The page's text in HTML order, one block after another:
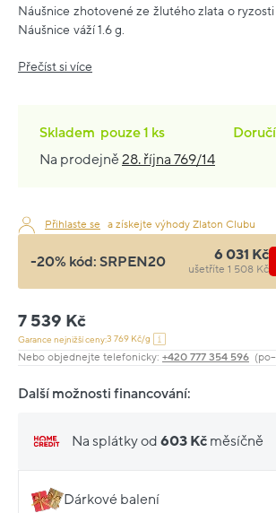
Náušnice zhotovené ze žlutého zlata o
Náušnice váží 1.6 g.
Přečíst si více
Skladem pouze1 ks
Na prodejně28. října 769/14
Přihlaste se a získejte výhody Zlaton Clubu
-20% kód: SRPEN20 6 031 Kč
ušetříte 1 508 Kč
7 539 Kč
Garance nejnižší ceny:3 769 Kč/g
Nebo objednejte telefonicky: +420 777 354 596
Další možnosti financování:
Na splátky od 603 Kč měsíčně
Dárkové balení